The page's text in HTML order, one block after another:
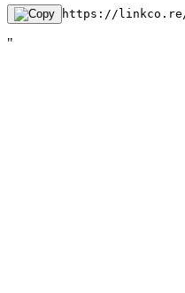
https://linkco.re/
"